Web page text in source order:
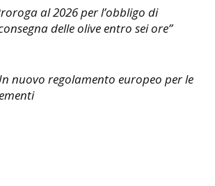
al 2026 per l’obbligo di
delle olive entro sei ore”
nuovo regolamento europeo per le